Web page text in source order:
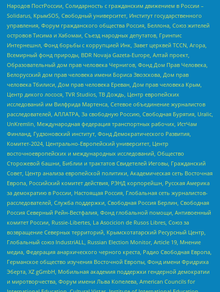
Народов ПостРоссии, Солидарность с гражданским движением в России –
Solidarus, КрымSOS, Свободный университет, Институт государственного
управления, Форум гражданского общества Россия, Беллона, Союз жителей
островов Тисима и Хабомаи, Съезд народных депутатов, Гринпис
Интернешнл, Фонд борьбы с коррупцией Инк, Завет церквей TCCN, Агора,
Всемирный фонд природы, BDR Novaja Gazeta-Europe, Алтай проект,
Образовательный дом прав человека Чернигов, Фонд Дом Прав Человека,
Белорусский дом прав человека имени Бориса Звозскова, Дом прав
человека Тбилиси, Дом прав человека Ереван, Дом прав человека Крым,
Центр дикого лосося, TVR Studios, ТВ Дождь, Центр европейских
исследований им Вилфрида Мартенса, Сетевое объединение журналистов
расследователей, АЛЛАТРА, За свободную Россию, Свободная Бурятия, Uralic,
UnKremlin, Международная федерация транспортных рабочих, ИстЧам
Финланд, Гудзоновский институт, Фонд Демократического Развития,
Комитет-2024, Центрально-Европейский университет, Центр
восточноевропейских и международных исследований, Общество
Сторожевой башни, Библии и трактатов Свидетелей Иеговы, Гражданский
Совет, Центр анализа европейской политики, Академическая сеть Восточная
Европа, Российский комитет действия, РЭНД корпорейшн, Русская Америка
за демократию в России, Настоящая Россия, Глобальная сеть журналистов-
расследователей, Служба поддержки, Свободная Россия Берлин, Свободная
Россия Северный Рейн-Вестфалия, Фонд глобальной помощи, Антивоенный
комитет России, Russie-Libertes, La Asocicion de Rusos Libres, Союз за
возвращение Северных территорий, Крымскотатарский Ресурсный Центр,
Глобальный союз IndustriALL, Russian Election Monitor, Article 19, Мнение
медиа, Федерация анархического черного креста, Радио Свободная Европа,
Германское общество изучения Восточной Европы, Фонд имени Фридриха
Эберта, XZ gGmbH, Мобильная академия поддержки гендерной демократии
и миротворчества, Форум имени Льва Копелева, American Councils for